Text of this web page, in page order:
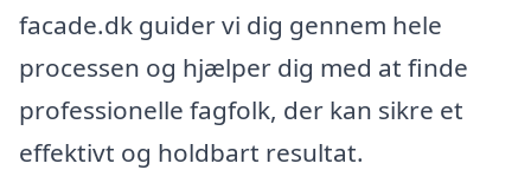
facade.dk guider vi dig gennem hele
processen og hjælper dig med at finde
professionelle fagfolk, der kan sikre et
effektivt og holdbart resultat.